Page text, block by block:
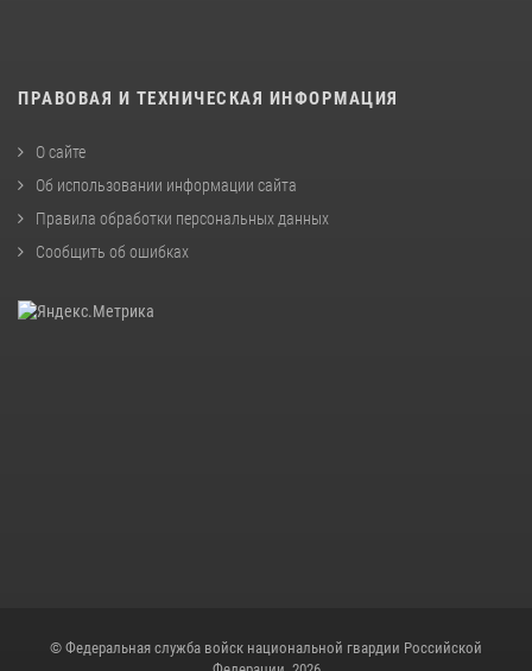
ПРАВОВАЯ И ТЕХНИЧЕСКАЯ ИНФОРМАЦИЯ
О сайте
Об использовании информации сайта
Правила обработки персональных данных
Сообщить об ошибках
© Федеральная служба войск национальной гвардии Российской